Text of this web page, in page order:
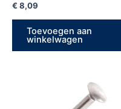
€ 8,09
Toevoegen aan
winkelwagen